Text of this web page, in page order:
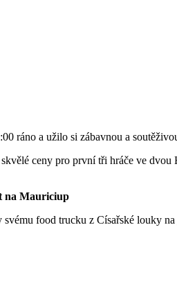
ráno a užilo si zábavnou a
ceny pro první tři hráče ve
na Mauriciup
food trucku z Císařské louky na